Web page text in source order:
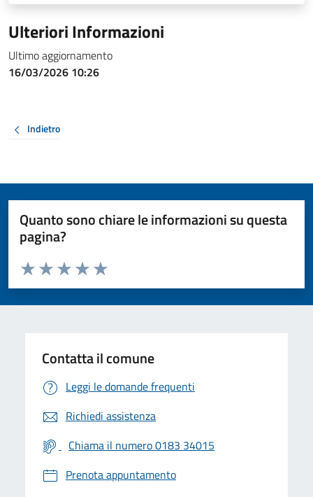
Ulteriori Informazioni
Ultimo aggiornamento
16/03/2026 10:26
Indietro
Quanto sono chiare le informazioni su questa
pagina?
Valuta da 1 a 5 stelle la pagina
Valuta 5 stelle su 5
Valuta 4 stelle su 5
Valuta 3 stelle su 5
Valuta 2 stelle su 5
Valuta 1 stelle su 5
Contatta il comune
Leggi le domande frequenti
Richiedi assistenza
Chiama il numero 0183 34015
Prenota appuntamento